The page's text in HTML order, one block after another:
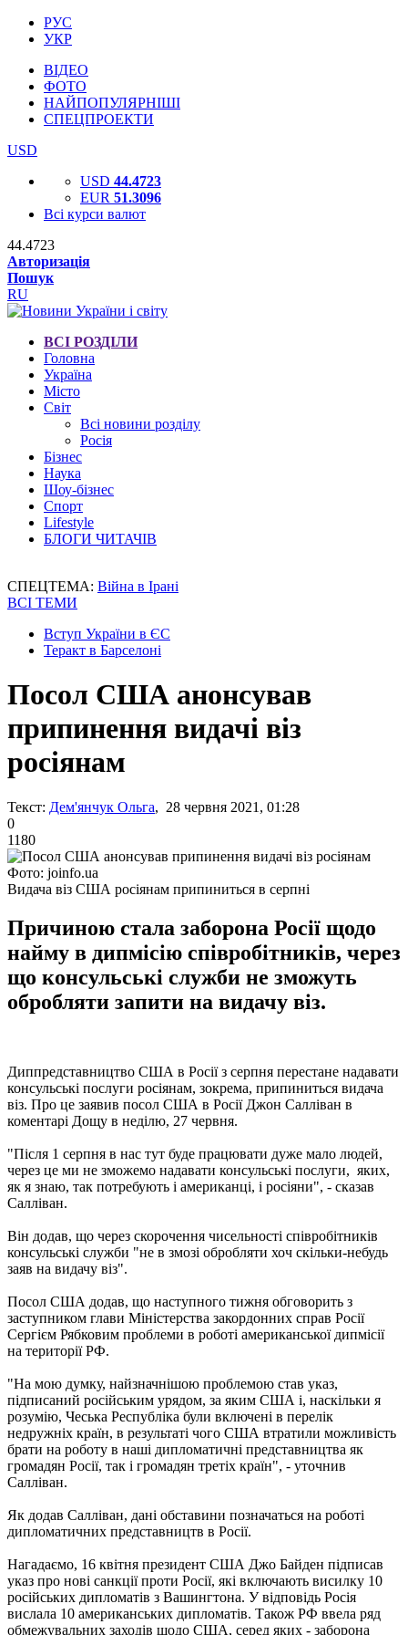
РУС
УКР
ВІДЕО
ФОТО
НАЙПОПУЛЯРНІШІ
СПЕЦПРОЕКТИ
USD
USD 44.4723
EUR 51.3096
Всі курси валют
44.4723
Авторизація
Пошук
RU
ВСІ РОЗДІЛИ
Головна
Україна
Місто
Світ
Всі новини розділу
Росія
Бізнес
Наука
Шоу-бізнес
Спорт
Lifestyle
БЛОГИ ЧИТАЧІВ
СПЕЦТЕМА: Війна в Ірані
ВСІ ТЕМИ
Вступ України в ЄС
Теракт в Барселоні
Посол США анонсував
припинення видачі віз
росіянам
Текст: Дем'янчук Ольга, 28 червня 2021, 01:28
0
1180
Фото: joinfo.ua
Видача віз США росіянам припиниться в серпні
Причиною стала заборона Росії щодо
найму в дипмісію співробітників, через
що консульські служби не зможуть
обробляти запити на видачу віз.
Диппредставництво США в Росії з серпня перестане надавати
консульські послуги росіянам, зокрема, припиниться видача
віз. Про це заявив посол США в Росії Джон Салліван в
коментарі Дощу в неділю, 27 червня.
"Після 1 серпня в нас тут буде працювати дуже мало людей,
через це ми не зможемо надавати консульські послуги, яких,
як я знаю, так потребують і американці, і росіяни", - сказав
Салліван.
Він додав, що через скорочення чисельності співробітників
консульські служби "не в змозі обробляти хоч скільки-небудь
заяв на видачу віз".
Посол США додав, що наступного тижня обговорить з
заступником глави Міністерства закордонних справ Росії
Сергієм Рябковим проблеми в роботі американської дипмісії
на території РФ.
"На мою думку, найзначнішою проблемою став указ,
підписаний російським урядом, за яким США і, наскільки я
розумію, Чеська Республіка були включені в перелік
недружніх країн, в результаті чого США втратили можливість
брати на роботу в наші дипломатичні представництва як
громадян Росії, так і громадян третіх країн", - уточнив
Салліван.
Як додав Салліван, дані обставини позначаться на роботі
дипломатичних представництв в Росії.
Нагадаємо, 16 квітня президент США Джо Байден підписав
указ про нові санкції проти Росії, які включають висилку 10
російських дипломатів з Вашингтона. У відповідь Росія
вислала 10 американських дипломатів. Також РФ ввела ряд
обмежувальних заходів щодо США, серед яких - заборона